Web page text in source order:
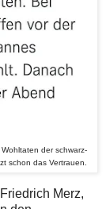
der schwarz-
schon das Vertrauen.
Merz,